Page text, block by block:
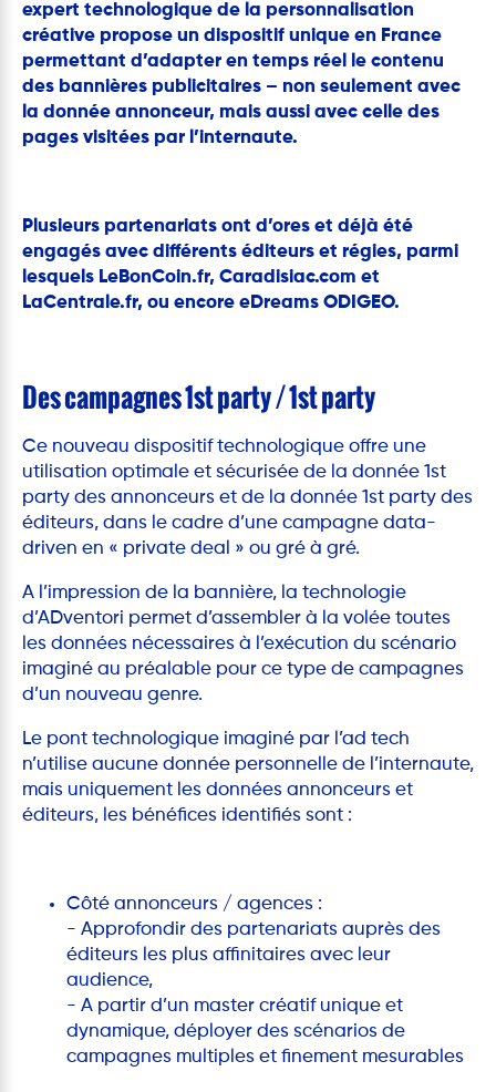
expert technologique de la personnalisation
créative propose un dispositif unique en France
permettant d’adapter en temps réel le contenu
des bannières publicitaires – non seulement avec
la donnée annonceur, mais aussi avec celle des
pages visitées par l’internaute.
Plusieurs partenariats ont d’ores et déjà été
engagés avec différents éditeurs et régies, parmi
lesquels LeBonCoin.fr, Caradisiac.com et
LaCentrale.fr, ou encore eDreams ODIGEO.
Des campagnes 1st party / 1st party
Ce nouveau dispositif technologique offre une
utilisation optimale et sécurisée de la donnée 1st
party des annonceurs et de la donnée 1st party des
éditeurs, dans le cadre d’une campagne data-
driven en « private deal » ou gré à gré.
A l’impression de la bannière, la technologie
d’ADventori permet d’assembler à la volée toutes
les données nécessaires à l’exécution du scénario
imaginé au préalable pour ce type de campagnes
d’un nouveau genre.
Le pont technologique imaginé par l’ad tech
n’utilise aucune donnée personnelle de l’internaute,
mais uniquement les données annonceurs et
éditeurs, les bénéfices identifiés sont :
Côté annonceurs / agences :
- Approfondir des partenariats auprès des
éditeurs les plus affinitaires avec leur
audience,
- A partir d’un master créatif unique et
dynamique, déployer des scénarios de
campagnes multiples et finement mesurables